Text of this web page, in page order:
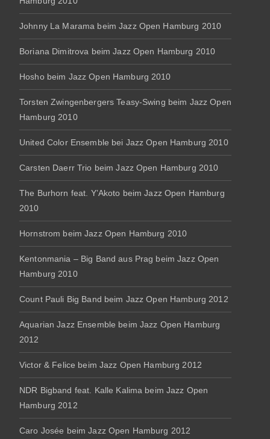
Johnny La Marama beim Jazz Open Hamburg 2010
Boriana Dimitrova beim Jazz Open Hamburg 2010
Hosho beim Jazz Open Hamburg 2010
Torsten Zwingenbergers Teasy-Swing beim Jazz Open
Hamburg 2010
United Color Ensemble bei Jazz Open Hamburg 2010
Carsten Daerr Trio beim Jazz Open Hamburg 2010
The Burhorn feat. Y’Akoto beim Jazz Open Hamburg
2010
Hornstrom beim Jazz Open Hamburg 2010
Kentonmania – Big Band aus Prag beim Jazz Open
Hamburg 2010
Count Pauli Big Band beim Jazz Open Hamburg 2012
Aquarian Jazz Ensemble beim Jazz Open Hamburg
2012
Victor & Felice beim Jazz Open Hamburg 2012
NDR Bigband feat. Kalle Kalima beim Jazz Open
Hamburg 2012
Caro Josée beim Jazz Open Hamburg 2012